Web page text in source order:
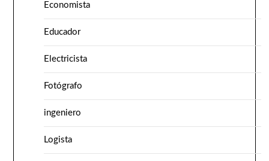
Economista
Educador
Electricista
Fotógrafo
ingeniero
Logista